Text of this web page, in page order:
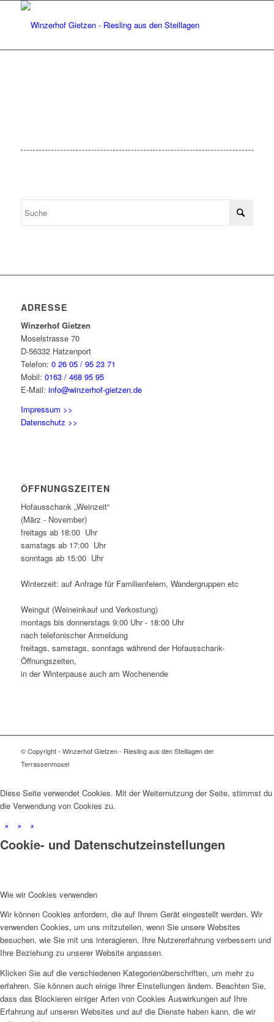
ADRESSE
Winzerhof Gietzen
Moselstrasse 70
D-56332 Hatzenport
Telefon: 0 26 05 / 95 23 71
Mobil: 0163 / 468 95 95
E-Mail: info@winzerhof-gietzen.de
Impressum >>
Datenschutz >>
ÖFFNUNGSZEITEN
Hofausschank „Weinzeit“
(März - November)
freitags ab 18:00 Uhr
samstags ab 17:00 Uhr
sonntags ab 15:00 Uhr
Winterzeit: auf Anfrage für Familienfeiern, Wandergruppen etc
Weingut (Weineinkauf und Verkostung)
montags bis donnerstags 9:00 Uhr - 18:00 Uhr
nach telefonischer Anmeldung
freitags, samstags, sonntags während der Hofausschank-
Öffnungszeiten,
in der Winterpause auch am Wochenende
© Copyright - Winzerhof Gietzen - Riesling aus den Steillagen der
Terrassenmosel
Diese Seite verwendet Cookies. Mit der Weiternutzung der Seite, stimmst du
die Verwendung von Cookies zu.
×
× ×
Cookie- und Datenschutzeinstellungen
Wie wir Cookies verwenden
Wir können Cookies anfordern, die auf Ihrem Gerät eingestellt werden. Wir
verwenden Cookies, um uns mitzuteilen, wenn Sie unsere Websites
besuchen, wie Sie mit uns interagieren, Ihre Nutzererfahrung verbessern und
Ihre Beziehung zu unserer Website anpassen.
Klicken Sie auf die verschiedenen Kategorienüberschriften, um mehr zu
erfahren. Sie können auch einige Ihrer Einstellungen ändern. Beachten Sie,
dass das Blockieren einiger Arten von Cookies Auswirkungen auf Ihre
Erfahrung auf unseren Websites und auf die Dienste haben kann, die wir